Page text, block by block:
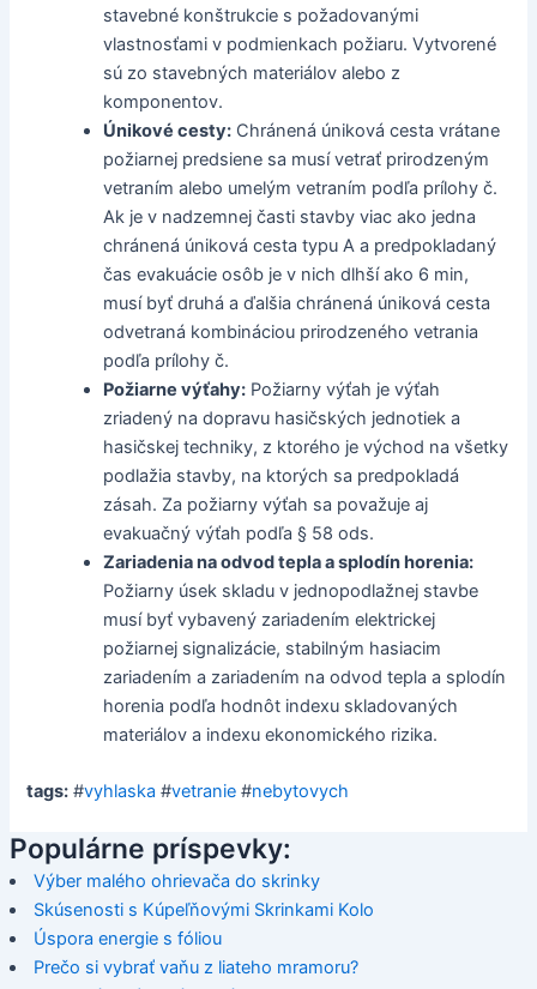
stavebné konštrukcie s požadovanými
vlastnosťami v podmienkach požiaru. Vytvorené
sú zo stavebných materiálov alebo z
komponentov.
Únikové cesty: Chránená úniková cesta vrátane
požiarnej predsiene sa musí vetrať prirodzeným
vetraním alebo umelým vetraním podľa prílohy č.
Ak je v nadzemnej časti stavby viac ako jedna
chránená úniková cesta typu A a predpokladaný
čas evakuácie osôb je v nich dlhší ako 6 min,
musí byť druhá a ďalšia chránená úniková cesta
odvetraná kombináciou prirodzeného vetrania
podľa prílohy č.
Požiarne výťahy: Požiarny výťah je výťah
zriadený na dopravu hasičských jednotiek a
hasičskej techniky, z ktorého je východ na všetky
podlažia stavby, na ktorých sa predpokladá
zásah. Za požiarny výťah sa považuje aj
evakuačný výťah podľa § 58 ods.
Zariadenia na odvod tepla a splodín horenia:
Požiarny úsek skladu v jednopodlažnej stavbe
musí byť vybavený zariadením elektrickej
požiarnej signalizácie, stabilným hasiacim
zariadením a zariadením na odvod tepla a splodín
horenia podľa hodnôt indexu skladovaných
materiálov a indexu ekonomického rizika.
tags: #vyhlaska #vetranie #nebytovych
Populárne príspevky:
Výber malého ohrievača do skrinky
Skúsenosti s Kúpeľňovými Skrinkami Kolo
Úspora energie s fóliou
Prečo si vybrať vaňu z liateho mramoru?